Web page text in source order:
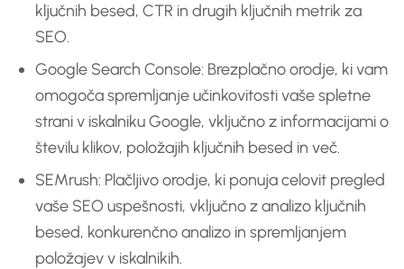
ključnih besed, CTR in drugih ključnih metrik za
SEO.
Google Search Console: Brezplačno orodje, ki vam
omogoča spremljanje učinkovitosti vaše spletne
strani v iskalniku Google, vključno z informacijami o
številu klikov, položajih ključnih besed in več.
SEMrush: Plačljivo orodje, ki ponuja celovit pregled
vaše SEO uspešnosti, vključno z analizo ključnih
besed, konkurenčno analizo in spremljanjem
položajev v iskalnikih.